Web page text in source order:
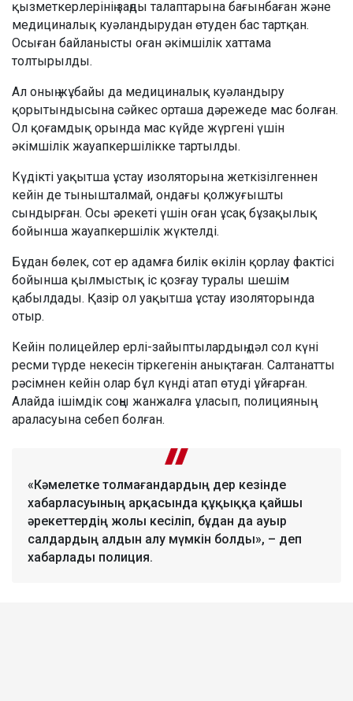
қызметкерлерінің заңды талаптарына бағынбаған және
медициналық куәландырудан өтуден бас тартқан.
Осыған байланысты оған әкімшілік хаттама
толтырылды.
Ал оның жұбайы да медициналық куәландыру
қорытындысына сәйкес орташа дәрежеде мас болған.
Ол қоғамдық орында мас күйде жүргені үшін
әкімшілік жауапкершілікке тартылды.
Күдікті уақытша ұстау изоляторына жеткізілгеннен
кейін де тынышталмай, ондағы қолжуғышты
сындырған. Осы әрекеті үшін оған ұсақ бұзақылық
бойынша жауапкершілік жүктелді.
Бұдан бөлек, сот ер адамға билік өкілін қорлау фактісі
бойынша қылмыстық іс қозғау туралы шешім
қабылдады. Қазір ол уақытша ұстау изоляторында
отыр.
Кейін полицейлер ерлі-зайыптылардың дәл сол күні
ресми түрде некесін тіркегенін анықтаған. Салтанатты
рәсімнен кейін олар бұл күнді атап өтуді ұйғарған.
Алайда ішімдік соңы жанжалға ұласып, полицияның
араласуына себеп болған.
«Кәмелетке толмағандардың дер кезінде
хабарласуының арқасында құқыққа қайшы
әрекеттердің жолы кесіліп, бұдан да ауыр
салдардың алдын алу мүмкін болды», – деп
хабарлады полиция.